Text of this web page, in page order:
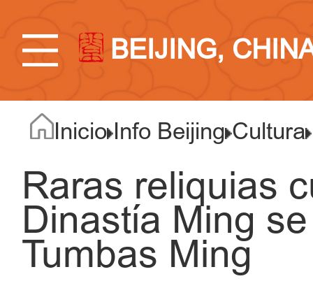
BEIJING,
Inicio Info Beijing Cultura
Raras reliquias
Dinastía Ming
Tumbas Ming